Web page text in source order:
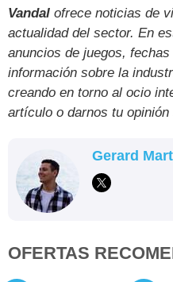
Vandal ofrece noticias de
actualidad del sector. En
anuncios de juegos,
información sobre la
creando en torno al ocio
artículo o darnos tu
Gerard
OFERTAS